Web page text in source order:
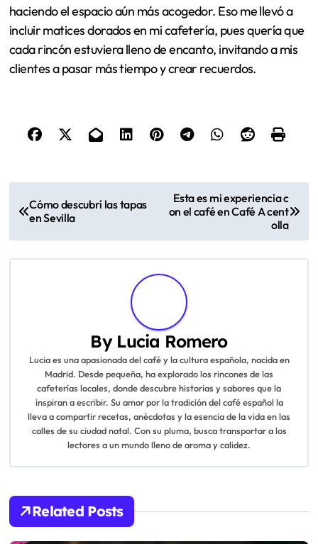
haciendo el espacio aún más acogedor. Eso me llevó a
incluir matices dorados en mi cafetería, pues quería que
cada rincón estuviera lleno de encanto, invitando a mis
clientes a pasar más tiempo y crear recuerdos.
s
i
Cómo descubrí las tapas
en Sevilla
Esta es mi experiencia c
on el café en Café A cent
olla
By Lucia Romero
Lucia es una apasionada del café y la cultura española, nacida en
Madrid. Desde pequeña, ha explorado los rincones de las
cafeterías locales, donde descubre historias y sabores que la
inspiran a escribir. Su amor por la tradición del café español la
lleva a compartir recetas, anécdotas y la esencia de la vida en las
calles de su ciudad natal. Con su pluma, busca transportar a los
lectores a un mundo lleno de aroma y calidez.
Related Posts